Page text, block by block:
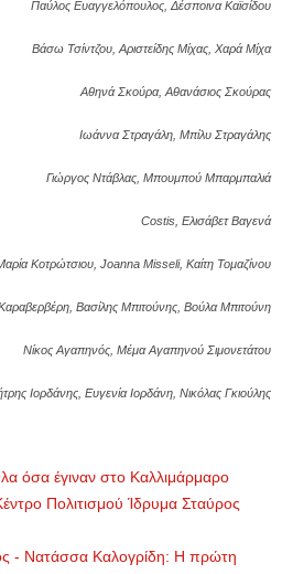
Παύλος Ευαγγελόπουλος, Δέσποινα Καϊσίδου
Βάσω Τσίντζου, Αριστείδης Μίχας, Χαρά Μίχα
Αθηνά Σκούρα, Αθανάσιος Σκούρας
Ιωάννα Στραγάλη, Μπίλυ Στραγάλης
Γιώργος Ντάβλας, Μπουμπού Μπαρμπαλιά
Costis, Ελισάβετ Βαγενά
Κοτρώτσιου, Joanna Misseli, Καίτη Τομαζίνου
Βασίλης Μπιτούνης, Βούλα Μπιτούνη
Νίκος Αγαπηνός, Μέμα Αγαπηνού Σιμονετάτου
Ιορδάνης, Ευγενία Ιορδάνη, Νικόλας Γκιούλης
όσα έγιναν στο Καλλιμάρμαρο
Πολιτισμού Ίδρυμα Σταύρος
- Νατάσσα Καλογρίδη: Η πρώτη